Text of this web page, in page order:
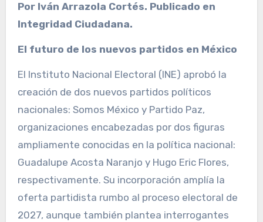
Por Iván Arrazola Cortés. Publicado en
Integridad Ciudadana.
El futuro de los nuevos partidos en México
El Instituto Nacional Electoral (INE) aprobó la
creación de dos nuevos partidos políticos
nacionales: Somos México y Partido Paz,
organizaciones encabezadas por dos figuras
ampliamente conocidas en la política nacional:
Guadalupe Acosta Naranjo y Hugo Eric Flores,
respectivamente. Su incorporación amplía la
oferta partidista rumbo al proceso electoral de
2027, aunque también plantea interrogantes